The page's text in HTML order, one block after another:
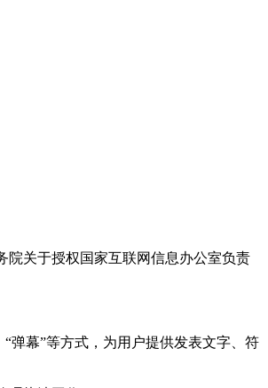
院关于授权国家互联网信息办公室负责
弹幕”等方式，为用户提供发表文字、符